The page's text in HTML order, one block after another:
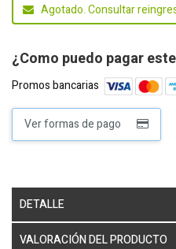
Agotado. Consultar
¿Como puedo pagar
Promos bancarias
Ver formas de pago
DETALLE
VALORACIÓN DEL PRODUCTO